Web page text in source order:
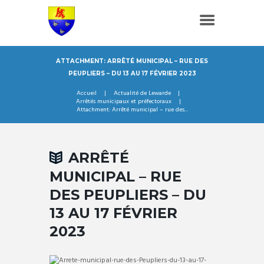
ATTACHMENT: ARRÊTÉ MUNICIPAL – RUE DES
PEUPLIERS – DU 13 AU 17 FÉVRIER 2023
Accueil
Actualité de Lewarde
Arrêtés municipaux et préfectoraux
Attachment: Arrêté municipal – rue des...
ARRÊTÉ
MUNICIPAL – RUE
DES PEUPLIERS – DU
13 AU 17 FÉVRIER
2023